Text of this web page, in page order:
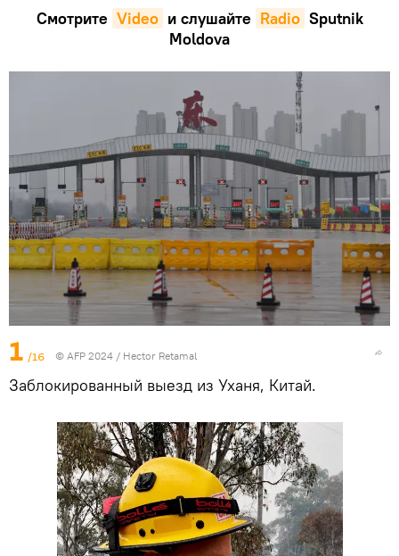
Смотрите Video и слушайте Radio Sputnik
Moldova
1 /16 © AFP 2024 / Hector Retamal
Заблокированный выезд из Уханя, Китай.